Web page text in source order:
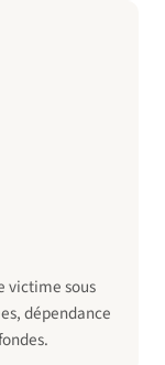
victime sous
dépendance